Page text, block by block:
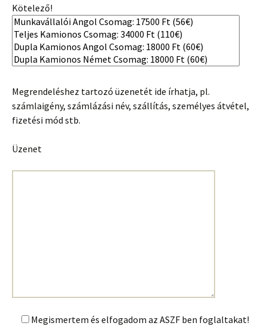
Kötelező!
Megrendeléshez tartozó üzenetét ide írhatja, pl.
számlaigény, számlázási név, szállítás, személyes átvétel,
fizetési mód stb.
Üzenet
Megismertem és elfogadom az ASZF ben foglaltakat!